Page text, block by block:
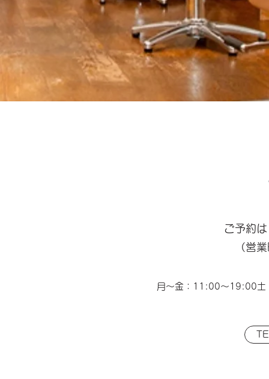
ご予約
（営
月〜金：11:00〜